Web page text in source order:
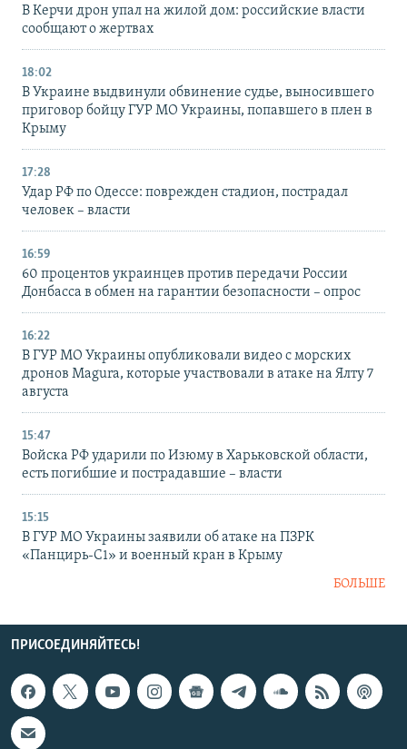
В Керчи дрон упал на жилой дом: российские власти
сообщают о жертвах
18:02
В Украине выдвинули обвинение судье, выносившего
приговор бойцу ГУР МО Украины, попавшего в плен в
Крыму
17:28
Удар РФ по Одессе: поврежден стадион, пострадал
человек – власти
16:59
60 процентов украинцев против передачи России
Донбасса в обмен на гарантии безопасности – опрос
16:22
В ГУР МО Украины опубликовали видео с морских
дронов Magura, которые участвовали в атаке на Ялту 7
августа
15:47
Войска РФ ударили по Изюму в Харьковской области,
есть погибшие и пострадавшие – власти
15:15
В ГУР МО Украины заявили об атаке на ПЗРК
«Панцирь-С1» и военный кран в Крыму
БОЛЬШЕ
ПРИСОЕДИНЯЙТЕСЬ!